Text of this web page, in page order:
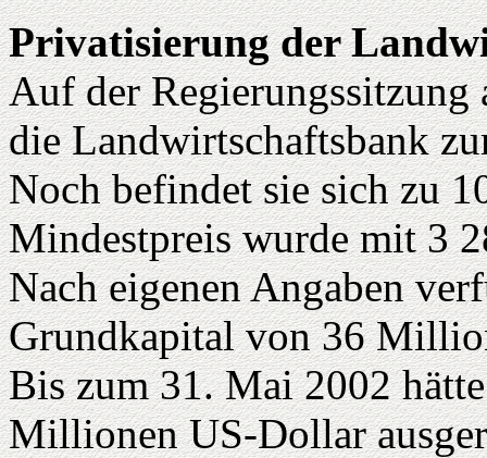
Privatisierung der
Auf der Regierungssitzung
die Landwirtschaftsbank
Noch befindet sie sich zu
Mindestpreis wurde mit 3
Nach eigenen Angaben
Grundkapital von 36
Bis zum 31. Mai 2002
Millionen US-Dollar